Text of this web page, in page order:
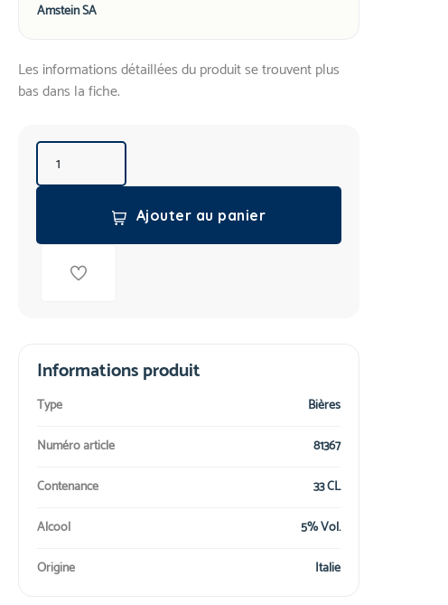
Amstein SA
Les informations détaillées du produit se trouvent plus
bas dans la fiche.
Ajouter au panier
Informations produit
Type
Bières
Numéro article
81367
Contenance
33 CL
Alcool
5% Vol.
Origine
Italie